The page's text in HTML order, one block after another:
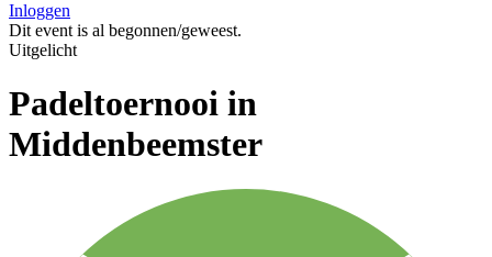
Inloggen
Dit event is al begonnen/geweest.
Uitgelicht
Padeltoernooi in
Middenbeemster